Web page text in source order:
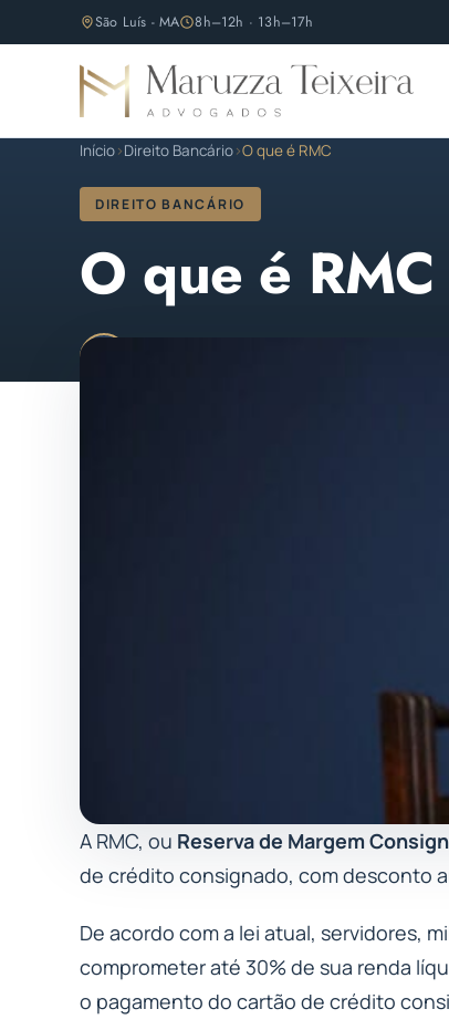
São Luís - MA 8h–12h · 13h–17h
Início›Direito Bancário›O que é RMC
DIREITO BANCÁRIO
O que é RMC
A RMC, ou Reserva de Margem
de crédito consignado, com desconto
De acordo com a lei atual, servidores,
comprometer até 30% de sua renda
o pagamento do cartão de crédito